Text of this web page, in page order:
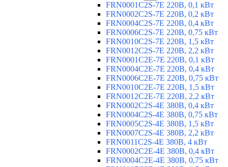
FRN0001C2S-7E 220В, 0,1 кВт
FRN0002C2S-7E 220В, 0,2 кВт
FRN0004C2S-7E 220В, 0,4 кВт
FRN0006C2S-7E 220В, 0,75 кВт
FRN0010C2S-7E 220В, 1,5 кВт
FRN0012C2S-7E 220В, 2,2 кВт
FRN0001C2E-7E 220В, 0,1 кВт
FRN0004C2E-7E 220В, 0,4 кВт
FRN0006C2E-7E 220В, 0,75 кВт
FRN0010C2E-7E 220В, 1,5 кВт
FRN0012C2E-7E 220В, 2,2 кВт
FRN0002C2S-4E 380В, 0,4 кВт
FRN0004C2S-4E 380В, 0,75 кВт
FRN0005C2S-4E 380В, 1,5 кВт
FRN0007C2S-4E 380В, 2,2 кВт
FRN0011C2S-4E 380В, 4 кВт
FRN0002C2E-4E 380В, 0,4 кВт
FRN0004C2E-4E 380В, 0,75 кВт